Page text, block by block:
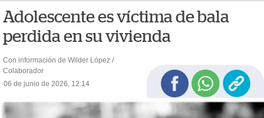
Adolescente es víctima de bala
perdida en su vivienda
Con información de Wilder López /
Colaborador
06 de junio de 2026, 12:14